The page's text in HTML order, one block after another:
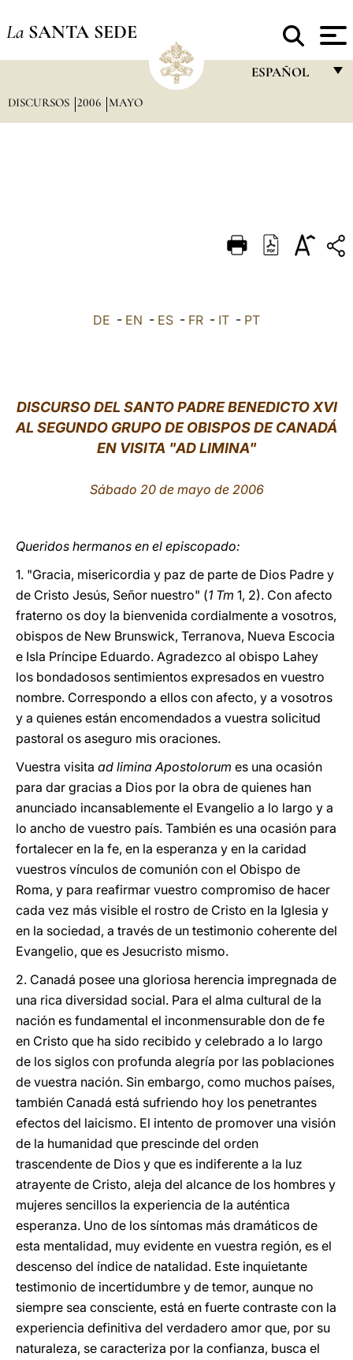
La SANTA SEDE
ESPAÑOL
DEUTSCH
العربيّة
DISCURSOS 2006 MAYO
DE - EN - ES - FR - IT - PT
DISCURSO DEL SANTO PADRE BENEDICTO XVI
AL SEGUNDO GRUPO DE OBISPOS DE CANADÁ
EN VISITA "AD LIMINA"
Sábado 20 de mayo de 2006
Queridos hermanos en el episcopado:
1. "Gracia, misericordia y paz de parte de Dios Padre y
de Cristo Jesús, Señor nuestro" (1 Tm 1, 2). Con afecto
fraterno os doy la bienvenida cordialmente a vosotros,
obispos de New Brunswick, Terranova, Nueva Escocia
e Isla Príncipe Eduardo. Agradezco al obispo Lahey
los bondadosos sentimientos expresados en vuestro
nombre. Correspondo a ellos con afecto, y a vosotros
y a quienes están encomendados a vuestra solicitud
pastoral os aseguro mis oraciones.
Vuestra visita ad limina Apostolorum es una ocasión
para dar gracias a Dios por la obra de quienes han
anunciado incansablemente el Evangelio a lo largo y a
lo ancho de vuestro país. También es una ocasión para
fortalecer en la fe, en la esperanza y en la caridad
vuestros vínculos de comunión con el Obispo de
Roma, y para reafirmar vuestro compromiso de hacer
cada vez más visible el rostro de Cristo en la Iglesia y
en la sociedad, a través de un testimonio coherente del
Evangelio, que es Jesucristo mismo.
2. Canadá posee una gloriosa herencia impregnada de
una rica diversidad social. Para el alma cultural de la
nación es fundamental el inconmensurable don de fe
en Cristo que ha sido recibido y celebrado a lo largo
de los siglos con profunda alegría por las poblaciones
de vuestra nación. Sin embargo, como muchos países,
también Canadá está sufriendo hoy los penetrantes
efectos del laicismo. El intento de promover una visión
de la humanidad que prescinde del orden
trascendente de Dios y que es indiferente a la luz
atrayente de Cristo, aleja del alcance de los hombres y
mujeres sencillos la experiencia de la auténtica
esperanza. Uno de los síntomas más dramáticos de
esta mentalidad, muy evidente en vuestra región, es el
descenso del índice de natalidad. Este inquietante
testimonio de incertidumbre y de temor, aunque no
siempre sea consciente, está en fuerte contraste con la
experiencia definitiva del verdadero amor que, por su
naturaleza, se caracteriza por la confianza, busca el